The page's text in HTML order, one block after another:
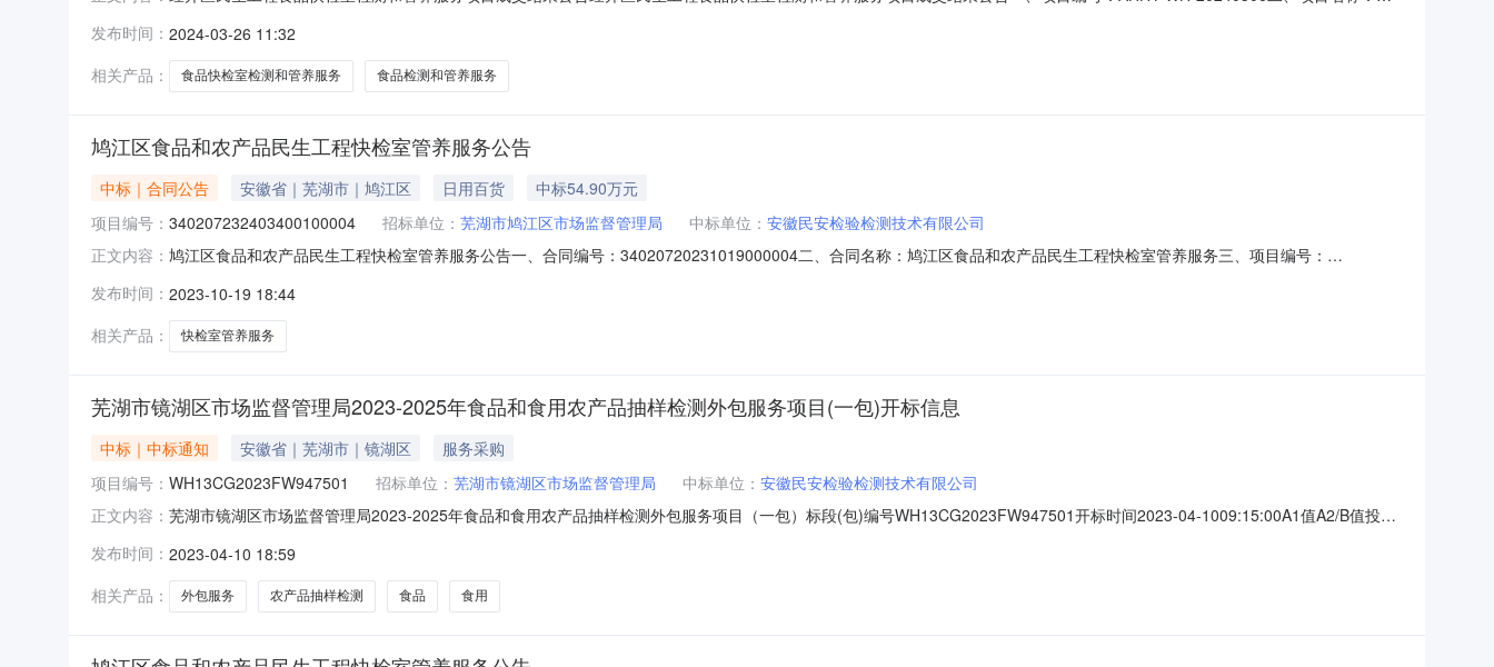
测产业集聚区F区4楼。成交金额：209600.00元/年。四、主要标的信息服务类名称：经开区民生工程食品快检室检测和管养服务项目服务范围：龙山、万春2个市场监督管理所及芜
湖市玫瑰园农贸市场、芜
发布时间： 2024-03-26 11:32
相关产品：
食品快检室检测和管养服务 食品检测和管养服务
鸠江区食品和农产品民生工程快检室管养服务公告
中标｜合同公告 安徽省｜芜湖市｜鸠江区 日用百货
中标54.90万元
项目编号： 340207232403400100004 招标单位： 芜湖市鸠江区市场监督管理局 中标单位： 安徽民安检验检测技术有限公司
正文内容： 鸠江区食品和农产品民生工程快检室管养服务公告一、合同编号：34020720231019000004二、合同名称：鸠江区食品和农产品民生工程快检室管养服务三、项目编号：
九华北路789号联系方式：0553-5223958供应商（乙方）：安徽民安检验检测技术有限公司地址：安徽省芜湖市弋江区芜湖市弋江区中国芜湖商品交易博览城D02#楼209联系方
式：
发布时间： 2023-10-19 18:44
相关产品：
快检室管养服务
芜湖市镜湖区市场监督管理局2023-2025年食品和食用农产品抽样检测外包服务项目(一包)开标信息
中标｜中标通知 安徽省｜芜湖市｜镜湖区
服务采购
项目编号： WH13CG2023FW947501 招标单位： 芜湖市镜湖区市场监督管理局 中标单位： 安徽民安检验检测技术有限公司
正文内容： 芜湖市镜湖区市场监督管理局2023-2025年食品和食用农产品抽样检测外包服务项目（一包）标段(包)编号WH13CG2023FW947501开标时间2023-04-1009:15:00A1值A2/B值投标
公司29.8510954安徽科博产品检测研究院有限公司29.851095
发布时间： 2023-04-10 18:59
相关产品：
外包服务 农产品抽样检测 食品 食用